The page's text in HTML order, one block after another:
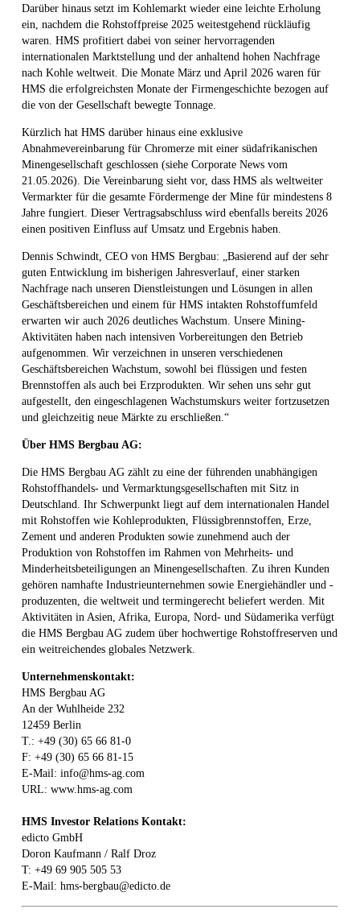
Darüber hinaus setzt im Kohlemarkt wieder eine leichte Erholung
ein, nachdem die Rohstoffpreise 2025 weitestgehend rückläufig
waren. HMS profitiert dabei von seiner hervorragenden
internationalen Marktstellung und der anhaltend hohen Nachfrage
nach Kohle weltweit. Die Monate März und April 2026 waren für
HMS die erfolgreichsten Monate der Firmengeschichte bezogen auf
die von der Gesellschaft bewegte Tonnage.
Kürzlich hat HMS darüber hinaus eine exklusive
Abnahmevereinbarung für Chromerze mit einer südafrikanischen
Minengesellschaft geschlossen (siehe Corporate News vom
21.05.2026). Die Vereinbarung sieht vor, dass HMS als weltweiter
Vermarkter für die gesamte Fördermenge der Mine für mindestens 8
Jahre fungiert. Dieser Vertragsabschluss wird ebenfalls bereits 2026
einen positiven Einfluss auf Umsatz und Ergebnis haben.
Dennis Schwindt, CEO von HMS Bergbau: „Basierend auf der sehr
guten Entwicklung im bisherigen Jahresverlauf, einer starken
Nachfrage nach unseren Dienstleistungen und Lösungen in allen
Geschäftsbereichen und einem für HMS intakten Rohstoffumfeld
erwarten wir auch 2026 deutliches Wachstum. Unsere Mining-
Aktivitäten haben nach intensiven Vorbereitungen den Betrieb
aufgenommen. Wir verzeichnen in unseren verschiedenen
Geschäftsbereichen Wachstum, sowohl bei flüssigen und festen
Brennstoffen als auch bei Erzprodukten. Wir sehen uns sehr gut
aufgestellt, den eingeschlagenen Wachstumskurs weiter fortzusetzen
und gleichzeitig neue Märkte zu erschließen.“
Über HMS Bergbau AG:
Die HMS Bergbau AG zählt zu eine der führenden unabhängigen
Rohstoffhandels- und Vermarktungsgesellschaften mit Sitz in
Deutschland. Ihr Schwerpunkt liegt auf dem internationalen Handel
mit Rohstoffen wie Kohleprodukten, Flüssigbrennstoffen, Erze,
Zement und anderen Produkten sowie zunehmend auch der
Produktion von Rohstoffen im Rahmen von Mehrheits- und
Minderheitsbeteiligungen an Minengesellschaften. Zu ihren Kunden
gehören namhafte Industrieunternehmen sowie Energiehändler und -
produzenten, die weltweit und termingerecht beliefert werden. Mit
Aktivitäten in Asien, Afrika, Europa, Nord- und Südamerika verfügt
die HMS Bergbau AG zudem über hochwertige Rohstoffreserven und
ein weitreichendes globales Netzwerk.
Unternehmenskontakt:
HMS Bergbau AG
An der Wuhlheide 232
12459 Berlin
T.: +49 (30) 65 66 81-0
F: +49 (30) 65 66 81-15
E-Mail: info@hms-ag.com
URL: www.hms-ag.com
HMS Investor Relations Kontakt:
edicto GmbH
Doron Kaufmann / Ralf Droz
T: +49 69 905 505 53
E-Mail: hms-bergbau@edicto.de